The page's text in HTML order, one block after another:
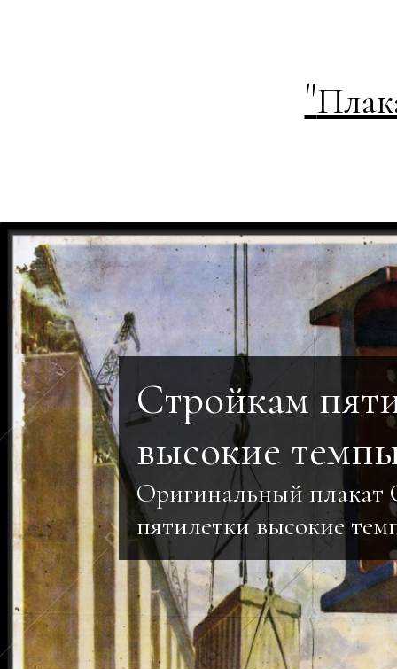
"
Стройкам
высокие
Оригинальный плакат
пятилетки высокие